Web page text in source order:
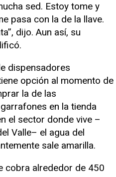
sed. Estoy tome y
pasa con la de la llave.
dijo. Aun así, su
dispensadores
opción al momento de
la de las
en la tienda
el sector donde vive –
Valle– el agua del
sale amarilla.
cobra alrededor de 450